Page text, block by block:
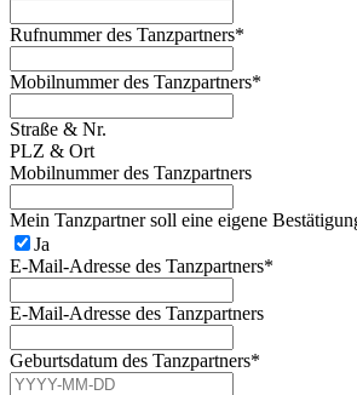
Rufnummer des Tanzpartners*
Mobilnummer des Tanzpartners*
Straße & Nr.
PLZ & Ort
Mobilnummer des Tanzpartners
Mein Tanzpartner soll eine eigene
Ja
E-Mail-Adresse des Tanzpartners*
E-Mail-Adresse des Tanzpartners
Geburtsdatum des Tanzpartners*